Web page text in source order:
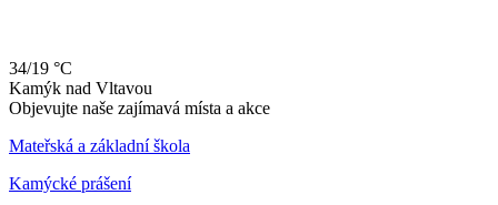
34/19 °C
Kamýk nad Vltavou
Objevujte naše zajímavá místa a akce
Mateřská a základní škola
Kamýcké prášení